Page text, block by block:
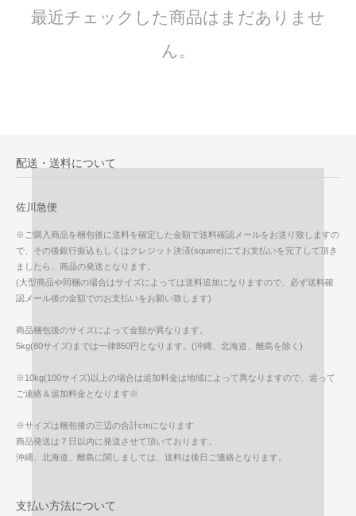
最近チェックした商品はまだありませ
ん。
配送・送料について
佐川急便
※ご購入商品を梱包後に送料を確定した金額で送料確認メールをお送り致しますの
で、その後銀行振込もしくはクレジット決済(squere)にてお支払いを完了して頂き
ましたら、商品の発送となります。
(大型商品や同梱の場合はサイズによっては送料追加になりますので、必ず送料確
認メール後の金額でのお支払いをお願い致します)
商品梱包後のサイズによって金額が異なります。
5kg(80サイズ)までは一律850円となります。(沖縄、北海道、離島を除く)
※10kg(100サイズ)以上の場合は追加料金は地域によって異なりますので、追って
ご連絡＆追加料金となります※
※サイズは梱包後の三辺の合計cmになります
商品発送は７日以内に発送させて頂いております。
沖縄、北海道、離島に関しましては、送料は後日ご連絡となります。
支払い方法について